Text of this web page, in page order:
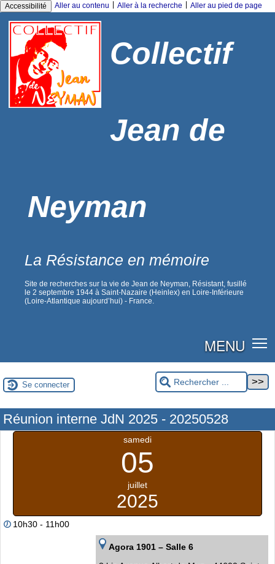
Accessibilité Aller au contenu Aller à la recherche Aller au pied de page
Collectif
Jean de
Neyman
La Résistance en mémoire
Site de recherches sur la vie de Jean de Neyman, Résistant, fusillé
le 2 septembre 1944 à Saint-Nazaire (Heinlex) en Loire-Inférieure
(Loire-Atlantique aujourd’hui) - France.
MENU
Se connecter
Réunion interne JdN 2025 - 20250528
samedi
05
juillet
2025
10h30 - 11h00
Agora 1901 – Salle 6